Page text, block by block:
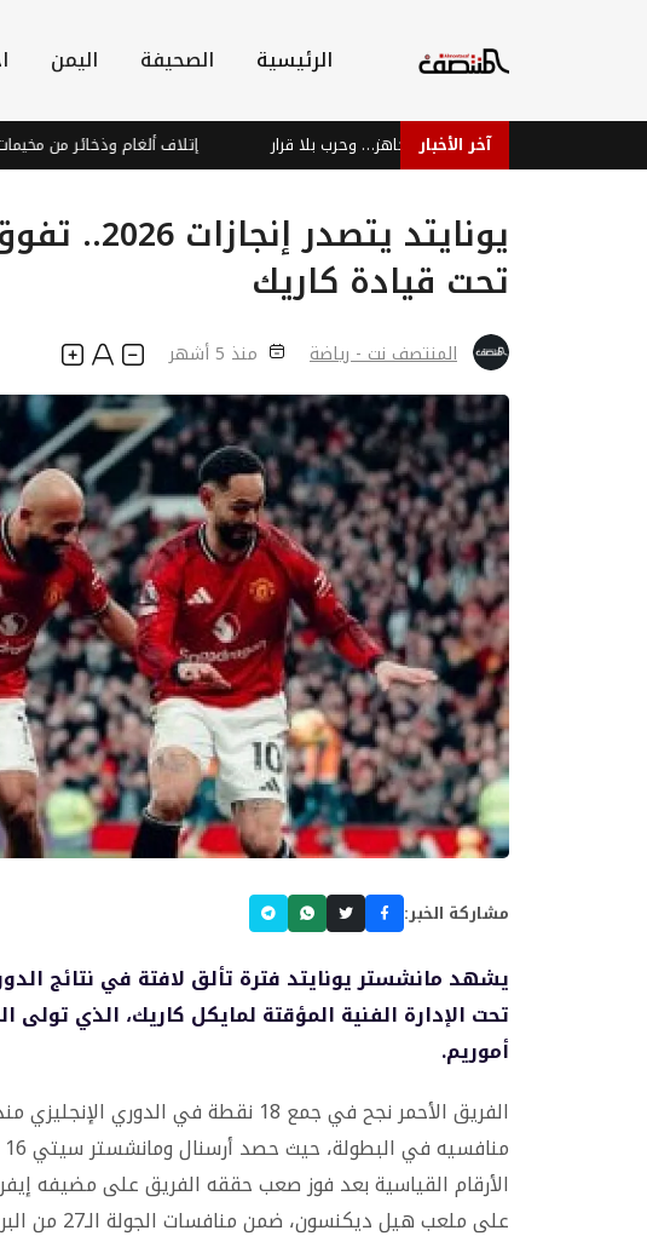
الرئيسية الصحيفة اليمن
آخر الأخبار
شعب جاهز… وحرب بلا قرار إتلاف ألغام وذخائر من مخيمات
يونايتد
تحت قيادة كاريك
المنتصف نت - رياضة منذ 5 أشهر
مشاركة الخبر:
تحت الإدارة الفنية المؤقتة لمايكل كاريك، الذي
أموريم.
الفريق الأحمر نجح في جمع 18 نقطة في
الأرقام القياسية بعد فوز صعب حققه الفريق على مضيفه
على ملعب هيل ديكنسون، ضمن منافسات الجولة الـ27 من البريميرليج.